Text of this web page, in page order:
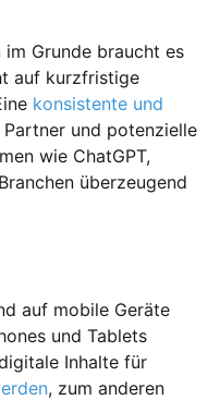
Grunde braucht es
auf kurzfristige
konsistente und
Partner und potenzielle
wie ChatGPT,
überzeugend
auf mobile Geräte
und Tablets
Inhalte für
, zum anderen